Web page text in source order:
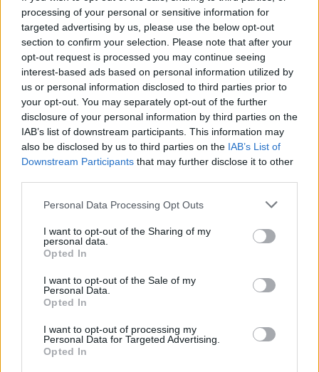
processing of your personal or sensitive information for
targeted advertising by us, please use the below opt-out
section to confirm your selection. Please note that after your
opt-out request is processed you may continue seeing
interest-based ads based on personal information utilized by
us or personal information disclosed to third parties prior to
your opt-out. You may separately opt-out of the further
disclosure of your personal information by third parties on the
IAB’s list of downstream participants. This information may
also be disclosed by us to third parties on the IAB’s List of
Downstream Participants that may further disclose it to other
Personal Data Processing Opt Outs
I want to opt-out of the Sharing of my
personal data.
Opted In
I want to opt-out of the Sale of my
Personal Data.
Opted In
I want to opt-out of processing my
Personal Data for Targeted Advertising.
Opted In
8 Αυγούστου 2026 08:20
ΓΕΎΣΗ - ΨΥΧΑΓΩΓΊΑ
Τα νηστίσιμα του
Δεκαπενταύγουστου: Συνταγές με
γεύση καλοκαιριού
8 Αυγούστου 2026 08:17
ΜΑΤΙΕΣ ΣΤΟ ΠΑΡΕΛΘΟΝ
Μπλεκ: O ήρωας που έδερνε τους
Άγγλους και φορούσε γούνινο καπέλο
και γιλέκο χειμώνα καλοκαίρι!
ΚΡΗΤΗ
Αυγούστου
Δημοφιλή αυτή την εβδομάδα